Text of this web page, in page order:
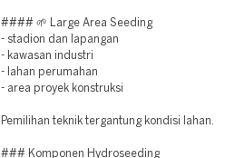
#### 🌱 Large Area Seeding
- stadion dan lapangan
- kawasan industri
- lahan perumahan
- area proyek konstruksi
Pemilihan teknik tergantung kondisi lahan.
### Komponen Hydroseeding